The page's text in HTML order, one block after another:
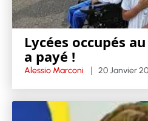
Lycées occupés
a payé !
Alessio Marconi 20 Janvier